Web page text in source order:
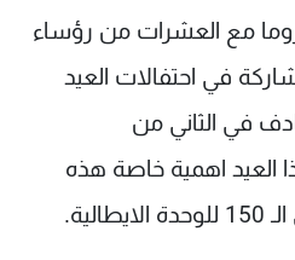
مع العشرات من رؤساء
في احتفالات العيد
في الثاني من
هذا العيد اهمية خاصة هذه